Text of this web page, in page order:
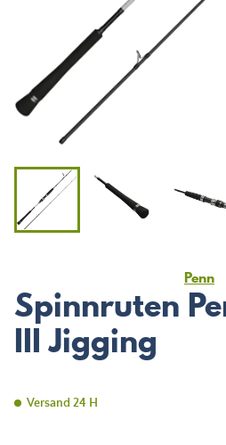
Penn
Spinnruten
III Jigging
Versand 24 H